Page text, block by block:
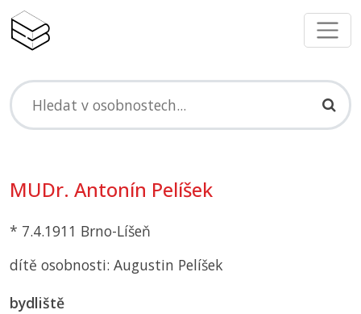
MUDr. Antonín Pelíšek
* 7.4.1911 Brno-Líšeň
dítě osobnosti: Augustin Pelíšek
bydliště